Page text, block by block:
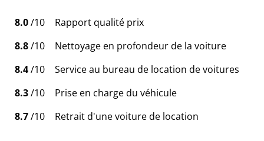
8.0/10
Rapport qualité prix
8.8/10
Nettoyage en profondeur de la voiture
8.4/10
Service au bureau de location de voitures
8.3/10
Prise en charge du véhicule
8.7/10 Retrait d'une voiture de location